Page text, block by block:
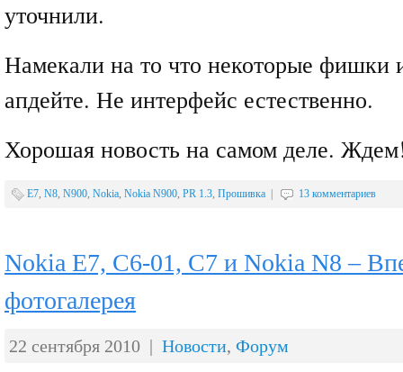
уточнили.
Намекали на то что некоторые фишки
апдейте. Не интерфейс естественно.
Хорошая новость на самом деле.
E7, N8, N900, Nokia, Nokia N900, PR 1.3, Прошивка 13 комментариев
Nokia E7, C6-01, C7 и Nokia N8 –
фотогалерея
22 сентября 2010 | Новости, Форум